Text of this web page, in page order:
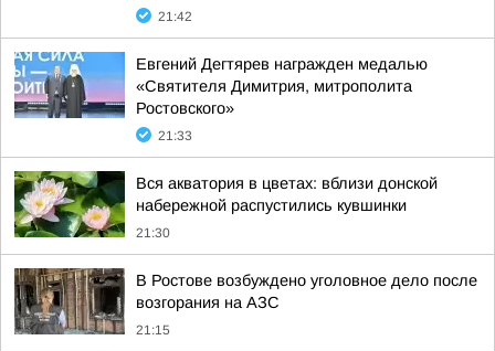
21:42
Евгений Дегтярев награжден медалью
«Святителя Димитрия, митрополита
Ростовского»
21:33
Вся акватория в цветах: вблизи донской
набережной распустились кувшинки
21:30
В Ростове возбуждено уголовное дело после
возгорания на АЗС
21:15